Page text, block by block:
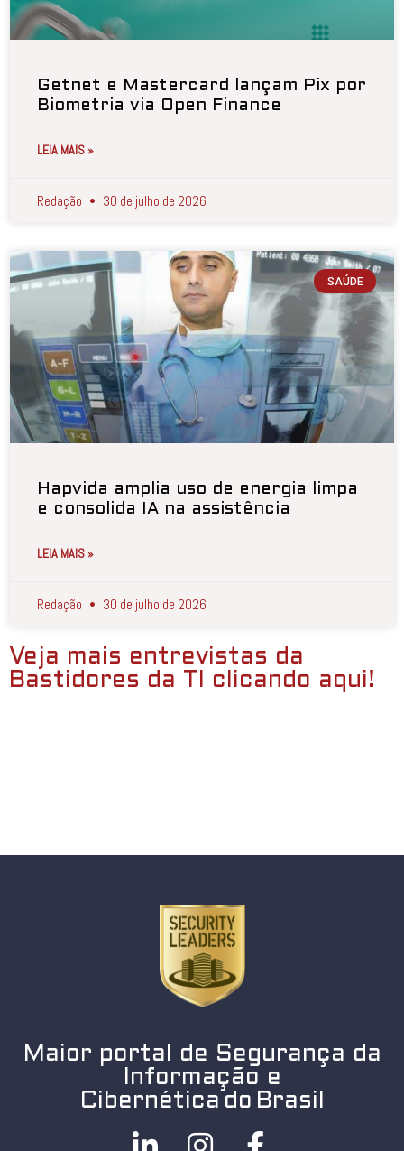
Getnet e Mastercard lançam Pix por
Biometria via Open Finance
LEIA MAIS »
Redação 30 de julho de 2026
SAÚDE
Hapvida amplia uso de energia limpa
e consolida IA na assistência
LEIA MAIS »
Redação 30 de julho de 2026
Veja mais entrevistas da
Bastidores da TI clicando aqui!
Maior portal de Segurança da
Informação e
Cibernética do Brasil